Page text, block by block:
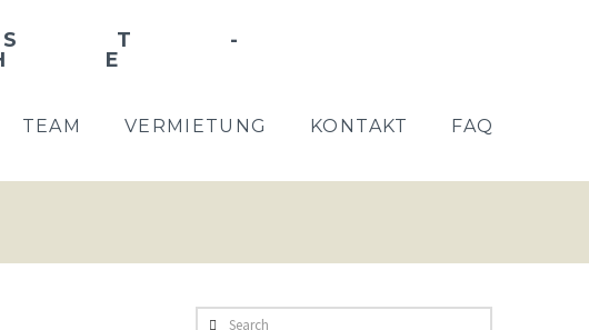
TEAM VERMIETUNG KONTAKT FAQ
Search